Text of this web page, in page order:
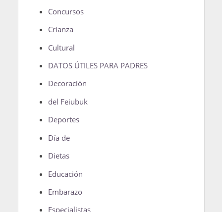
Concursos
Crianza
Cultural
DATOS ÚTILES PARA PADRES
Decoración
del Feiubuk
Deportes
Día de
Dietas
Educación
Embarazo
Especialistas